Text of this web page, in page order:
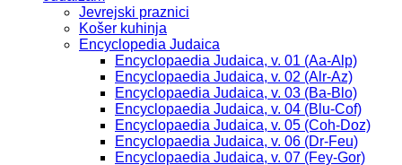
Jevrejski praznici
Košer kuhinja
Encyclopedia Judaica
Encyclopaedia Judaica, v. 01 (Aa-Alp)
Encyclopaedia Judaica, v. 02 (Alr-Az)
Encyclopaedia Judaica, v. 03 (Ba-Blo)
Encyclopaedia Judaica, v. 04 (Blu-Cof)
Encyclopaedia Judaica, v. 05 (Coh-Doz)
Encyclopaedia Judaica, v. 06 (Dr-Feu)
Encyclopaedia Judaica, v. 07 (Fey-Gor)